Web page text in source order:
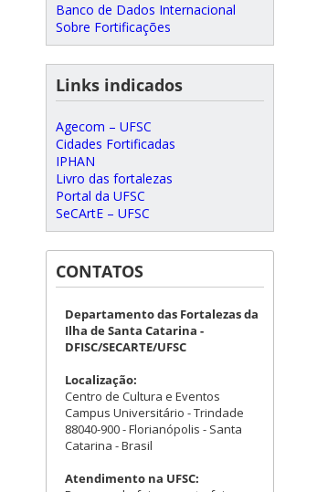
Banco de Dados Internacional
Sobre Fortificações
Links indicados
Agecom – UFSC
Cidades Fortificadas
IPHAN
Livro das fortalezas
Portal da UFSC
SeCArtE – UFSC
CONTATOS
Departamento das Fortalezas da
Ilha de Santa Catarina -
DFISC/SECARTE/UFSC
Localização:
Centro de Cultura e Eventos
Campus Universitário - Trindade
88040-900 - Florianópolis - Santa
Catarina - Brasil
Atendimento na UFSC: